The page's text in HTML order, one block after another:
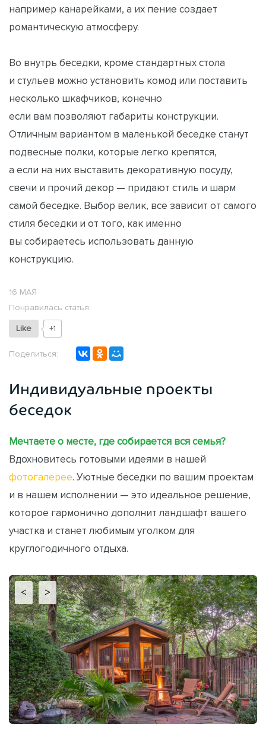
например канарейками, а их пение создает
романтическую атмосферу.
Во внутрь беседки, кроме стандартных стола
и стульев можно установить комод или поставить
несколько шкафчиков, конечно
если вам позволяют габариты конструкции.
Отличным вариантом в маленькой беседке станут
подвесные полки, которые легко крепятся,
а если на них выставить декоративную посуду,
свечи и прочий декор — придают стиль и шарм
самой беседке. Выбор велик, все зависит от самого
стиля беседки и от того, как именно
вы собираетесь использовать данную
конструкцию.
16 МАЯ
Понравилась статья:
Like +1
Поделиться:
Индивидуальные проекты
беседок
Мечтаете о месте, где собирается вся семья?
Вдохновитесь готовыми идеями в нашей
фотогалерее. Уютные беседки по вашим проектам
и в нашем исполнении — это идеальное решение,
которое гармонично дополнит ландшафт вашего
участка и станет любимым уголком для
круглогодичного отдыха.
< >